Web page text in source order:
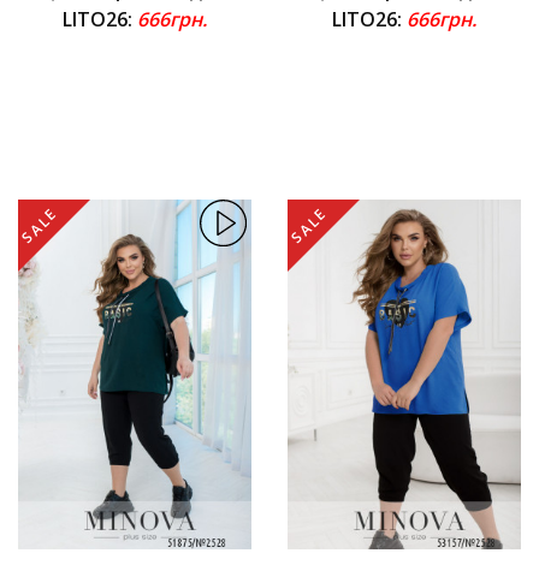
LITO26: 666грн.
LITO26: 666грн.
SALE SALE